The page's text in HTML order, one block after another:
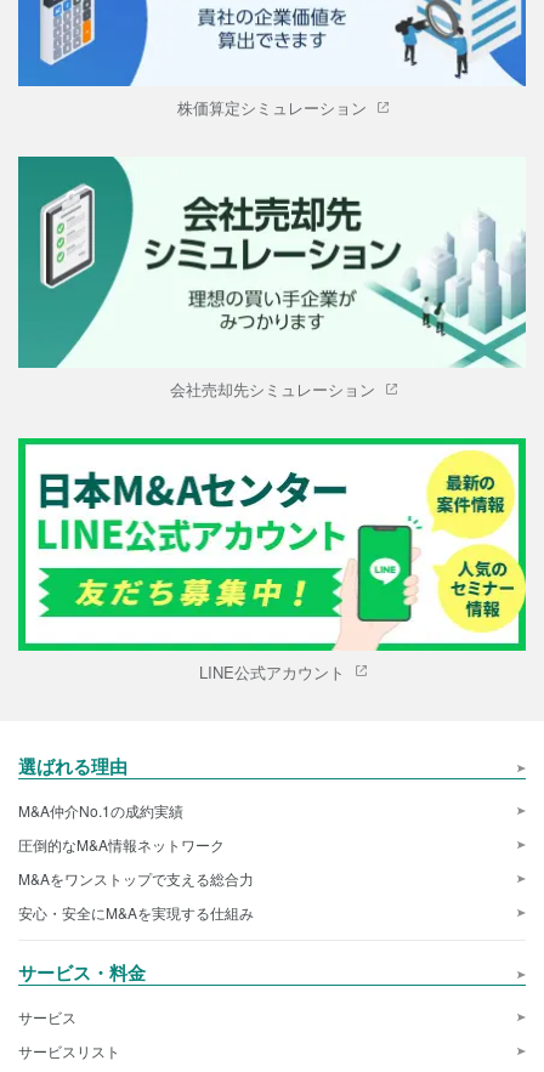
株価算定シミュレーション
会社売却先シミュレーション
LINE公式アカウント
選ばれる理由
M&A仲介No.1の成約実績
圧倒的なM&A情報ネットワーク
M&Aをワンストップで支える総合力
安心・安全にM&Aを実現する仕組み
サービス・料金
サービス
サービスリスト